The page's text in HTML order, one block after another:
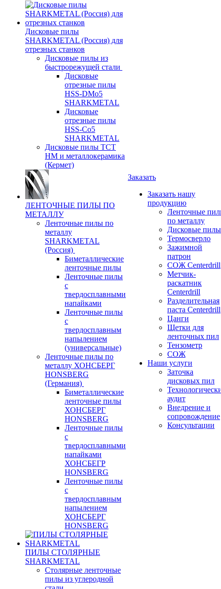
Дисковые пилы
SHARKMETAL (Россия) для
отрезных станков
Дисковые пилы из
быстрорежущей стали
Дисковые
отрезные пилы
HSS-DMo5
SHARKMETAL
Дисковые
отрезные пилы
HSS-Co5
SHARKMETAL
Дисковые пилы ТСТ
НМ и металлокерамика
(Кермет)
ЛЕНТОЧНЫЕ ПИЛЫ ПО
МЕТАЛЛУ
Ленточные пилы по
металлу
SHARKMETAL
(Россия)
Биметаллические
ленточные пилы
Ленточные пилы
с
твердосплавными
напайками
Ленточные пилы
с
твердосплавным
напылением
(универсальные)
Ленточные пилы по
металлу ХОНСБЕРГ
HONSBERG
(Германия)
Биметаллические
ленточные пилы
ХОНСБЕРГ
HONSBERG
Ленточные пилы
с
твердосплавными
напайками
ХОНСБЕГР
HONSBERG
Ленточные пилы
с
твердосплавным
напылением
ХОНСБЕРГ
HONSBERG
ПИЛЫ СТОЛЯРНЫЕ
SHARKMETAL
Столярные ленточные
пилы из углеродной
Заказать
Заказать нашу
продукцию
Ленточные
по металлу
Дисковые пилы
Термосверло
Зажимной
патрон
СОЖ Centerdrill
Метчик-
раскатник
Centerdrill
Разделительная
паста Centerdrill
Цанги
Щетки для
ленточных пил
Тензометр
СОЖ
Наши услуги
Заточка
дисковых пил
аудит
Внедрение и
сопровождение
Консультации